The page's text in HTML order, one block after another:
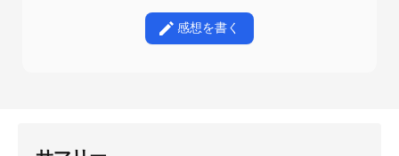
感想を書く